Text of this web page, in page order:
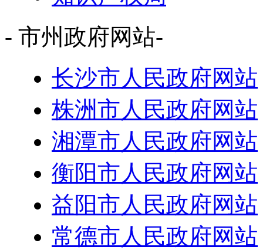
- 市州政府网站-
长沙市人民政府网站
株洲市人民政府网站
湘潭市人民政府网站
衡阳市人民政府网站
益阳市人民政府网站
常德市人民政府网站